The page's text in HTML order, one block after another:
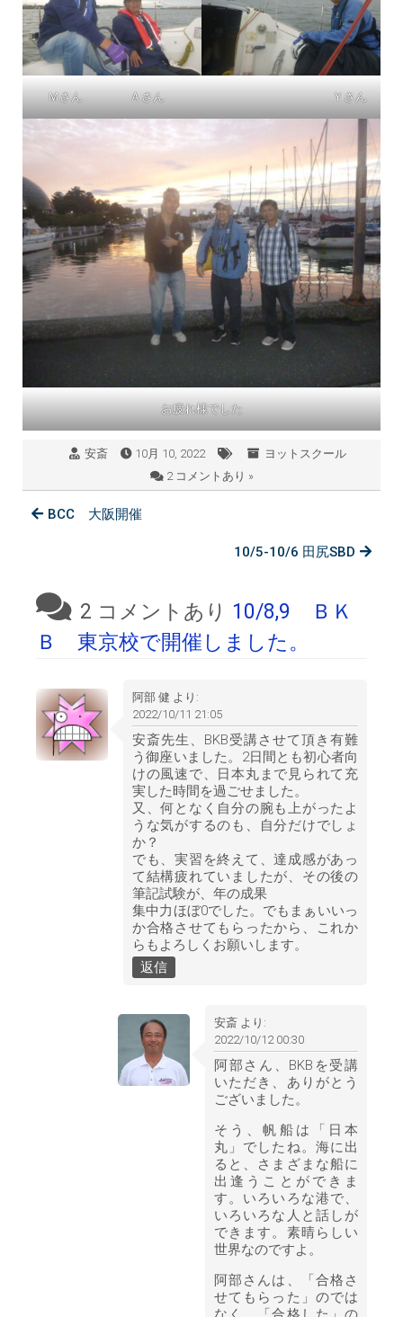
Ｍさん Ａさん Ｙさん
お疲れ様でした
安斎 10月 10, 2022
ヨットスクール
2 コメントあり »
BCC 大阪開催
10/5-10/6 田尻SBD
2 コメントあり 10/8,9 ＢＫ
Ｂ 東京校で開催しました。
阿部 健 より:
2022/10/11 21:05
安斎先生、BKB受講させて頂き有難
う御座いました。2日間とも初心者向
けの風速で、日本丸まで見られて充
実した時間を過ごせました。
又、何となく自分の腕も上がったよ
うな気がするのも、自分だけでしょ
か？
でも、実習を終えて、達成感があっ
て結構疲れていましたが、その後の
筆記試験が、年の成果
集中力ほぼ0でした。でもまぁいいっ
か合格させてもらったから、これか
らもよろしくお願いします。
返信
安斎 より:
2022/10/12 00:30
阿部さん、BKBを受講
いただき、ありがとう
ございました。
そう、帆船は「日本
丸」でしたね。海に出
ると、さまざまな船に
出逢うことができま
す。いろいろな港で、
いろいろな人と話しが
できます。素晴らしい
世界なのですよ。
阿部さんは、「合格さ
せてもらった」のでは